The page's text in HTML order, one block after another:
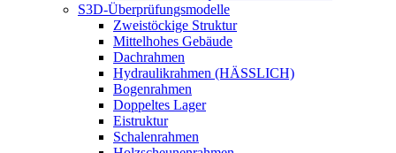
S3D-Überprüfungsmodelle
Zweistöckige Struktur
Mittelhohes Gebäude
Dachrahmen
Hydraulikrahmen (HÄSSLICH)
Bogenrahmen
Doppeltes Lager
Eistruktur
Schalenrahmen